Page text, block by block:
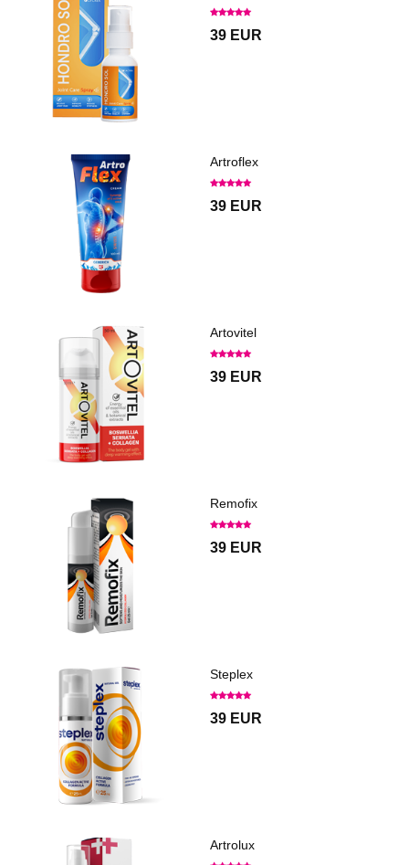
39 EUR
Artroflex
39 EUR
Artovitel
39 EUR
Remofix
39 EUR
Steplex
39 EUR
Artrolux